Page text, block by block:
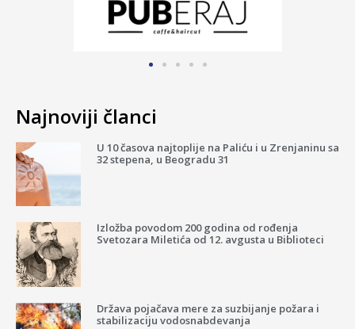
Najnoviji članci
U 10 časova najtoplije na Paliću i u Zrenjaninu sa
32 stepena, u Beogradu 31
Izložba povodom 200 godina od rođenja
Svetozara Miletića od 12. avgusta u Biblioteci
Država pojačava mere za suzbijanje požara i
stabilizaciju vodosnabdevanja